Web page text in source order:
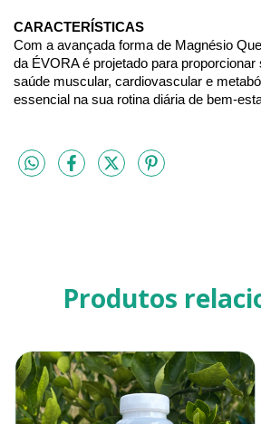
CARACTERÍSTICAS
Com a avançada forma de Magnésio
da ÉVORA é projetado para proporcionar
saúde muscular, cardiovascular e
essencial na sua rotina diária de bem-
Produtos